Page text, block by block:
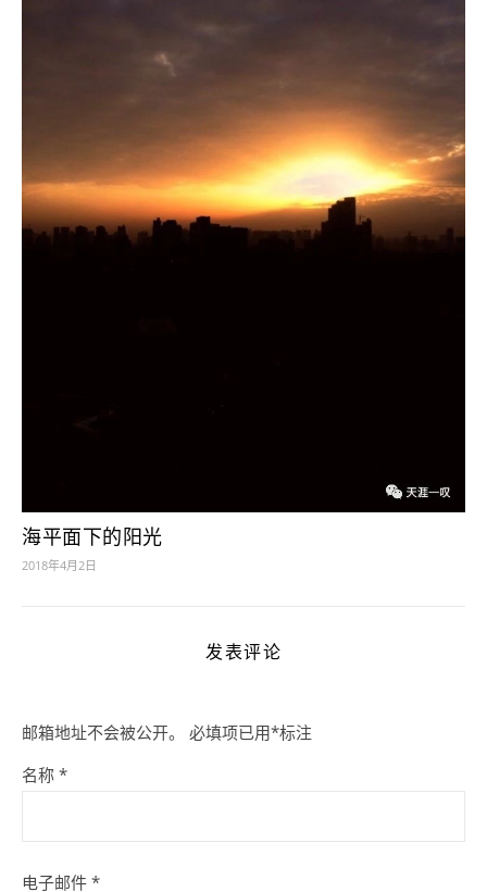
海平面下的阳光
2018年4月2日
发表评论
邮箱地址不会被公开。 必填项已用*标注
名称 *
电子邮件 *